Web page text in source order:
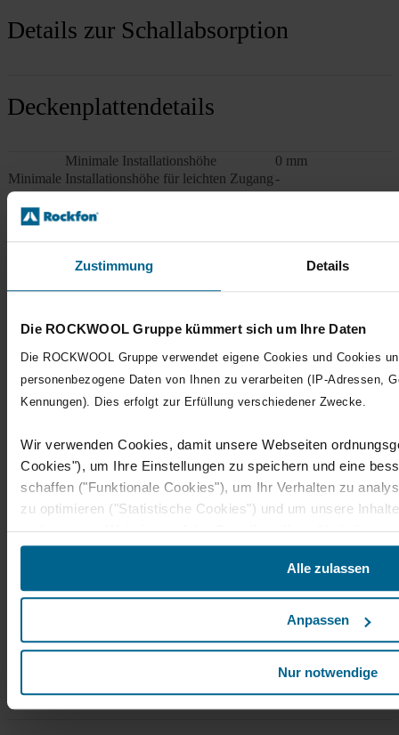
Zustimmung Details
Die ROCKWOOL Gruppe kümmert sich um Ihre Daten
Die ROCKWOOL Gruppe verwendet eigene Cookies und Cookies
personenbezogene Daten von Ihnen zu verarbeiten (IP-Adressen,
Kennungen). Dies erfolgt zur Erfüllung verschiedener Zwecke.
Wir verwenden Cookies, damit unsere Webseiten
Cookies"), um Ihre Einstellungen zu speichern und eine
schaffen ("Funktionale Cookies"), um Ihr Verhalten zu
zu optimieren ("Statistische Cookies") und um unsere
und externen Websites auf der Grundlage Ihres Verhaltens
gestalten ("Marketing Cookies").
Rechtgrundlage für die Verarbeitung notwendiger Cookies
weitere Datenverarbeitung Art. 6 Abs. 1 S. 1 lit. f DSGVO.
anknüpfenden Verarbeitungen Ihrer personenbezogenen
nicht wie von uns geplant nutzen. Im Übrigen werden
nicht notwendiger Cookies) nur nach Ihrer ausdrücklichen
Rechtsgrundlage ist in diesem Fall § 25 Abs. 1 TTDSG
Alle zulassen
Anpassen
Nur notwendige
Details zur Schallabsorption
Deckenplattendetails
Minimale Installationshöhe
0 mm
Minimale Installationshöhe für leichten Zugang -
Verpackung
Stück pro Karton6
m2 pro Packung 4,32 m2
Details zur Schallabsorption
Minimale Installationshöhe
0 mm
Minimale Installationshöhe für leichten Zugang
Verpackung
Stück pro Karton6
Details zur Schallabsorption